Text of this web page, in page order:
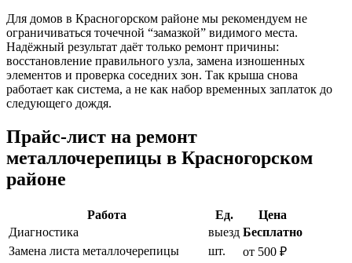
Для домов в Красногорском районе мы рекомендуем не
ограничиваться точечной “замазкой” видимого места.
Надёжный результат даёт только ремонт причины:
восстановление правильного узла, замена изношенных
элементов и проверка соседних зон. Так крыша снова
работает как система, а не как набор временных заплаток до
следующего дождя.
Прайс-лист на ремонт
металлочерепицы в Красногорском
районе
Работа Ед.
Цена
Диагностика
выезд Бесплатно
Замена листа металлочерепицы
шт.
от 500 ₽